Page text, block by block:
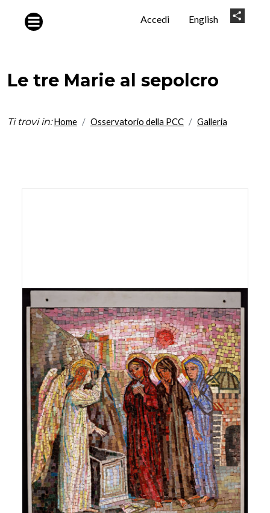
User
Accedi English
Le tre Marie al sepolcro
Ti trovi in: Home Osservatorio della PCC Galleria